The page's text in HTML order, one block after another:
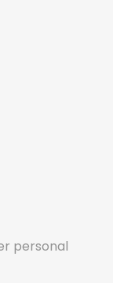
personal